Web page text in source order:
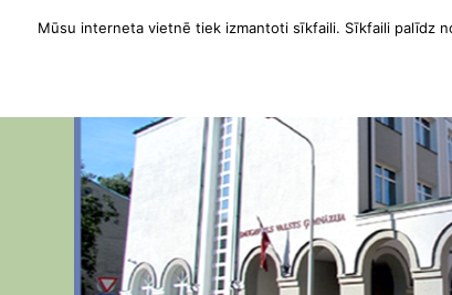
Mūsu interneta vietnē tiek izmantoti sīkfaili. Sīkfaili palīdz